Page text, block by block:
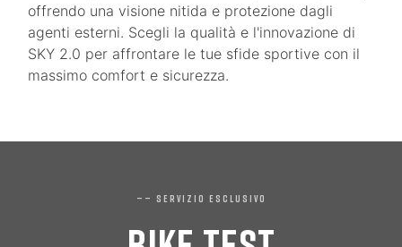
offrendo una visione nitida e protezione dagli
agenti esterni. Scegli la qualità e l'innovazione di
SKY 2.0 per affrontare le tue sfide sportive con il
massimo comfort e sicurezza.
—— SERVIZIO ESCLUSIVO